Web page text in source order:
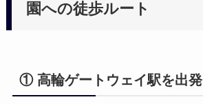
園への徒歩ルート
① 高輪ゲートウェイ駅を出発